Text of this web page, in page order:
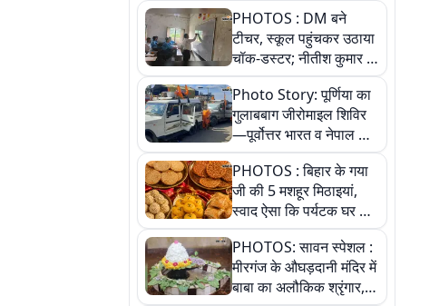
PHOTOS : DM बने
टीचर, स्कूल पहुंचकर उठाया
चॉक-डस्टर; नीतीश कुमार के
इस चहेते अधिकारी को
जानिए
Photo Story: पूर्णिया का
गुलाबबाग जीरोमाइल शिविर
—पूर्वोत्तर भारत व नेपाल के
कांवरियों का प्रमुख सेवा धाम
PHOTOS : बिहार के गया
जी की 5 मशहूर मिठाइयां,
स्वाद ऐसा कि पर्यटक घर ले
जाना नहीं भूलते, तस्वीरों में
देखें
PHOTOS: सावन स्पेशल :
मीरगंज के औघड़दानी मंदिर में
बाबा का अलौकिक श्रृंगार,